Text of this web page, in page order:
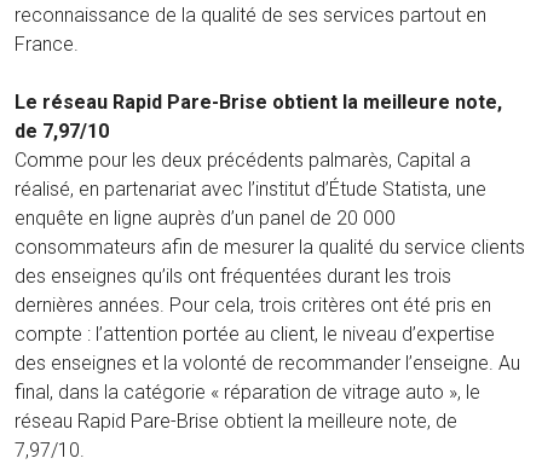
reconnaissance de la qualité de ses services partout en
France.
Le réseau Rapid Pare-Brise obtient la meilleure note,
de 7,97/10
Comme pour les deux précédents palmarès, Capital a
réalisé, en partenariat avec l’institut d’Étude Statista, une
enquête en ligne auprès d’un panel de 20 000
consommateurs afin de mesurer la qualité du service clients
des enseignes qu’ils ont fréquentées durant les trois
dernières années. Pour cela, trois critères ont été pris en
compte : l’attention portée au client, le niveau d’expertise
des enseignes et la volonté de recommander l’enseigne. Au
final, dans la catégorie « réparation de vitrage auto », le
réseau Rapid Pare-Brise obtient la meilleure note, de
7,97/10.